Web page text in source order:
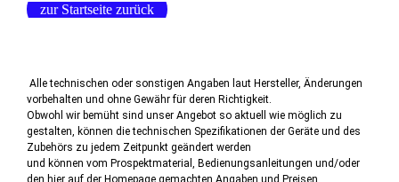
zur Startseite zurück
Alle technischen oder sonstigen Angaben laut Hersteller, Änderungen
vorbehalten und ohne Gewähr für deren Richtigkeit.
Obwohl wir bemüht sind unser Angebot so aktuell wie möglich zu
gestalten, können die technischen Spezifikationen der Geräte und des
Zubehörs zu jedem Zeitpunkt geändert werden
und können vom Prospektmaterial, Bedienungsanleitungen und/oder
den hier auf der Homepage gemachten Angaben und Preisen